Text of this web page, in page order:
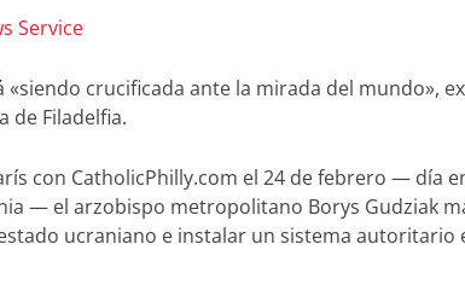
Service
«siendo crucificada ante la mirada del mundo»,
de Filadelfia.
con CatholicPhilly.com el 24 de febrero — día
— el arzobispo metropolitano Borys Gudziak
ucraniano e instalar un sistema autoritario